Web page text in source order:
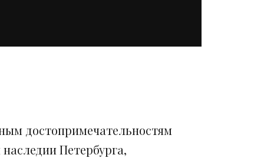
достопримечательностям
Петербурга,